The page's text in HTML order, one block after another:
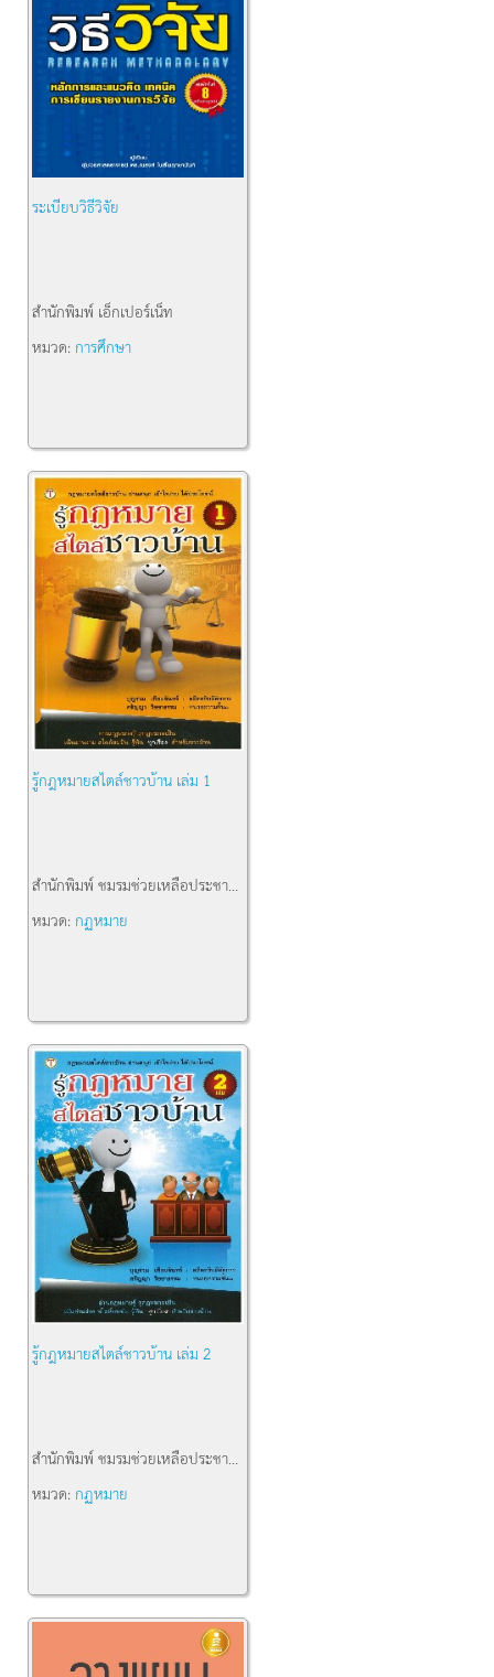
ระเบียบวิธีวิจัย
สำนักพิมพ์ เอ็กเปอร์เน็ท
หมวด:การศึกษา
รู้กฎหมายสไตล์ชาวบ้าน เล่ม 1
สำนักพิมพ์ชมรมช่วยเหลือประชา...
หมวด:กฏหมาย
รู้กฎหมายสไตล์ชาวบ้าน เล่ม 2
สำนักพิมพ์ชมรมช่วยเหลือประชา...
หมวด:กฏหมาย